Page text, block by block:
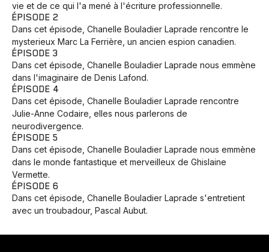
Animaux
Développement
vie et de ce qui l'a mené à l'écriture professionnelle.
ÉPISODE 2
Dans cet épisode, Chanelle Bouladier Laprade rencontre le
mysterieux Marc La Ferrière, un ancien espion canadien.
ÉPISODE 3
Dans cet épisode, Chanelle Bouladier Laprade nous emmène
dans l'imaginaire de Denis Lafond.
ÉPISODE 4
Dans cet épisode, Chanelle Bouladier Laprade rencontre
Julie-Anne Codaire, elles nous parlerons de
neurodivergence.
ÉPISODE 5
Dans cet épisode, Chanelle Bouladier Laprade nous emmène
dans le monde fantastique et merveilleux de Ghislaine
Vermette.
ÉPISODE 6
Dans cet épisode, Chanelle Bouladier Laprade s'entretient
avec un troubadour, Pascal Aubut.